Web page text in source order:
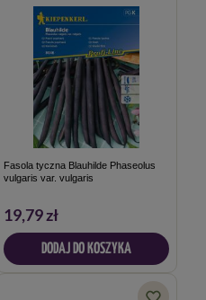
Fasola tyczna Blauhilde Phaseolus
vulgaris var. vulgaris
19,79 zł
DODAJ DO KOSZYKA